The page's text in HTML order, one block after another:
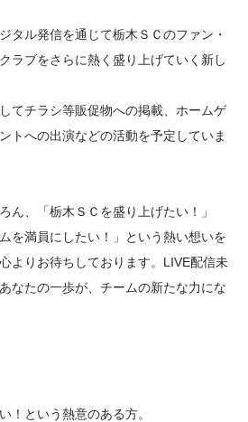
タル発信を通じて栃木ＳＣのファン・
ラブをさらに熱く盛り上げていく新し
てチラシ等販促物への掲載、ホームゲ
トへの出演などの活動を予定していま
ん、「栃木ＳＣを盛り上げたい！」
を満員にしたい！」という熱い想いを
よりお待ちしております。LIVE配信未
なたの一歩が、チームの新たな力にな
！という熱意のある方。